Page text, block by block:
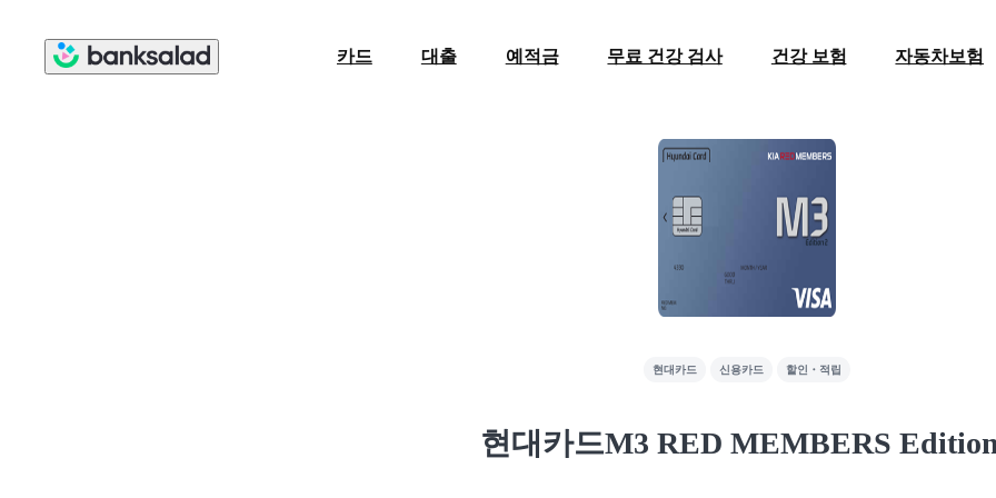
카드 대출 예적금 무료 건강 검사 건강 보험 자동차보험
현대카드 신용카드 할인・적립
현대카드M3 RED MEMBERS